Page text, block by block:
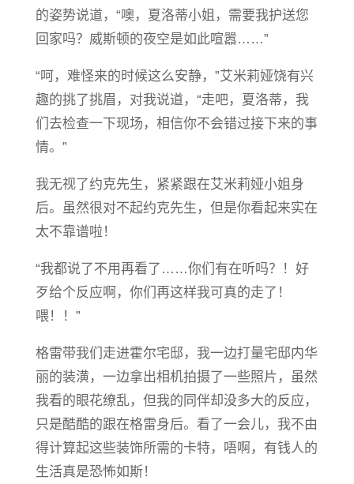
的姿势说道，“噢，夏洛蒂小姐，需要我护送您
回家吗？威斯顿的夜空是如此喧嚣……”
“呵，难怪来的时候这么安静，”艾米莉娅饶有兴
趣的挑了挑眉，对我说道，“走吧，夏洛蒂，我
们去检查一下现场，相信你不会错过接下来的事
情。”
我无视了约克先生，紧紧跟在艾米莉娅小姐身
后。虽然很对不起约克先生，但是你看起来实在
太不靠谱啦！
“我都说了不用再看了……你们有在听吗？！好
歹给个反应啊，你们再这样我可真的走了！
喂！！”
格雷带我们走进霍尔宅邸，我一边打量宅邸内华
丽的装潢，一边拿出相机拍摄了一些照片，虽然
我看的眼花缭乱，但我的同伴却没多大的反应，
只是酷酷的跟在格雷身后。看了一会儿，我不由
得计算起这些装饰所需的卡特，唔啊，有钱人的
生活真是恐怖如斯！